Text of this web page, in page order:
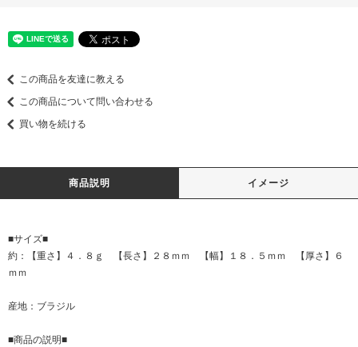
この商品を友達に教える
この商品について問い合わせる
買い物を続ける
商品説明 イメージ
■サイズ■
約：【重さ】４．８ｇ 【長さ】２８ｍｍ 【幅】１８．５ｍｍ 【厚さ】６
ｍｍ
産地：ブラジル
■商品の説明■